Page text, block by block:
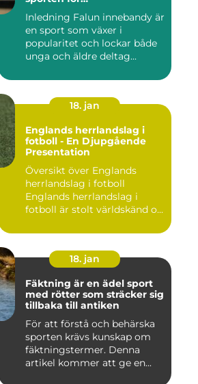
Inledning Falun innebandy är
en sport som växer i
popularitet och lockar både
unga och äldre deltag...
18. jan
Englands herrlandslag i
fotboll - En Djupgående
Presentation
Översikt över Englands
herrlandslag i fotboll
Englands herrlandslag i
fotboll är stolt världskänd o...
18. jan
Fäktning är en ädel sport
med rötter som sträcker sig
tillbaka till antiken
För att förstå och behärska
sporten krävs kunskap om
fäktningstermer. Denna
artikel kommer att ge en...